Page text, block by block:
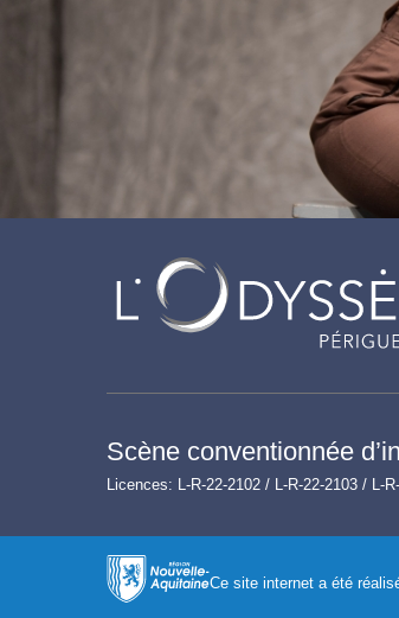
Scène conventionnée
Licences: L-R-22-2102 / L-R-22-2103 / L-
Ce site internet a été